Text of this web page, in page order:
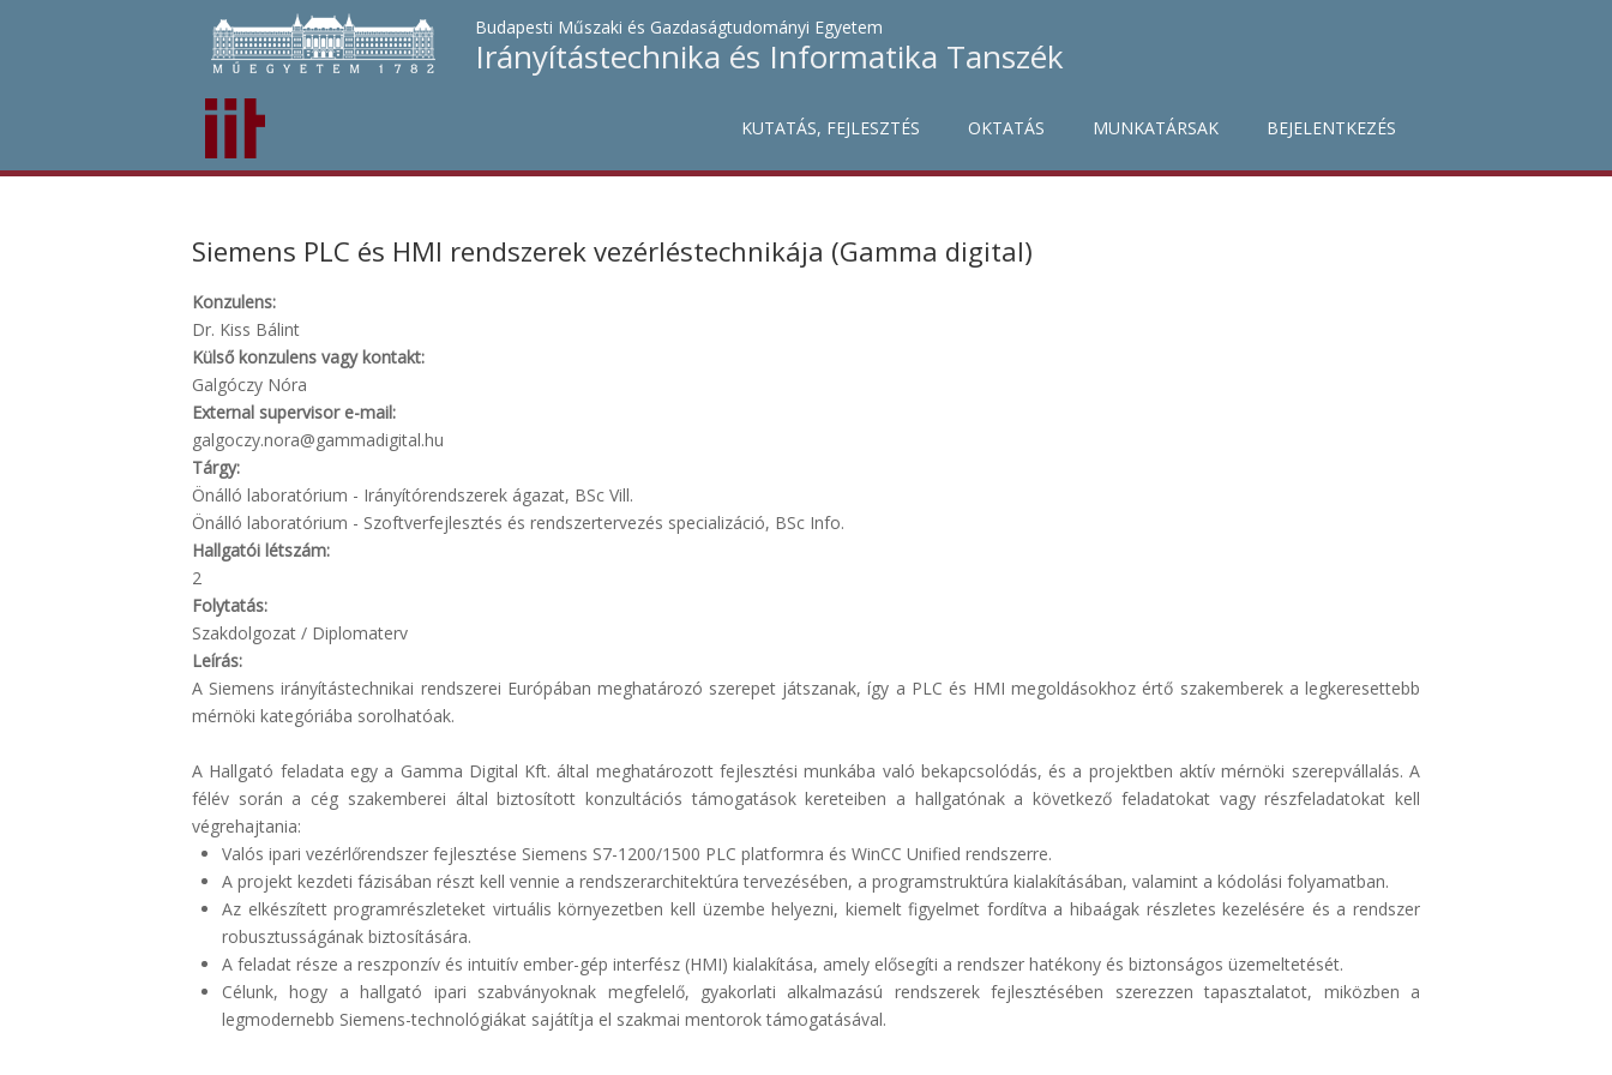
Budapesti Műszaki és Gazdaságtudományi Egyetem
Irányítástechnika és Informatika Tanszék
KUTATÁS, FEJLESZTÉS OKTATÁS MUNKATÁRSAK BEJELENTKEZÉS
Siemens PLC és HMI rendszerek vezérléstechnikája (Gamma digital)
Konzulens:
Dr. Kiss Bálint
Külső konzulens vagy kontakt:
Galgóczy Nóra
External supervisor e-mail:
galgoczy.nora@gammadigital.hu
Tárgy:
Önálló laboratórium - Irányítórendszerek ágazat, BSc Vill.
Önálló laboratórium - Szoftverfejlesztés és rendszertervezés specializáció, BSc Info.
Hallgatói létszám:
2
Folytatás:
Szakdolgozat / Diplomaterv
Leírás:
A Siemens irányítástechnikai rendszerei Európában meghatározó szerepet játszanak, így a PLC és HMI megoldásokhoz értő szakemberek a legkeresettebb
mérnöki kategóriába sorolhatóak.
A Hallgató feladata egy a Gamma Digital Kft. által meghatározott fejlesztési munkába való bekapcsolódás, és a projektben aktív mérnöki szerepvállalás. A
félév során a cég szakemberei által biztosított konzultációs támogatások kereteiben a hallgatónak a következő feladatokat vagy részfeladatokat kell
végrehajtania:
Valós ipari vezérlőrendszer fejlesztése Siemens S7-1200/1500 PLC platformra és WinCC Unified rendszerre.
A projekt kezdeti fázisában részt kell vennie a rendszerarchitektúra tervezésében, a programstruktúra kialakításában, valamint a kódolási folyamatban.
Az elkészített programrészleteket virtuális környezetben kell üzembe helyezni, kiemelt figyelmet fordítva a hibaágak részletes kezelésére és a rendszer
robusztusságának biztosítására.
A feladat része a reszponzív és intuitív ember-gép interfész (HMI) kialakítása, amely elősegíti a rendszer hatékony és biztonságos üzemeltetését.
Célunk, hogy a hallgató ipari szabványoknak megfelelő, gyakorlati alkalmazású rendszerek fejlesztésében szerezzen tapasztalatot, miközben a
legmodernebb Siemens-technológiákat sajátítja el szakmai mentorok támogatásával.